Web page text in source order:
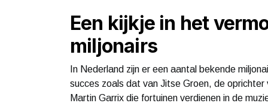
Een kijkje in het
miljonairs
In Nederland zijn er een aantal bekende
succes zoals dat van Jitse Groen, de
Martin Garrix die fortuinen verdienen in de